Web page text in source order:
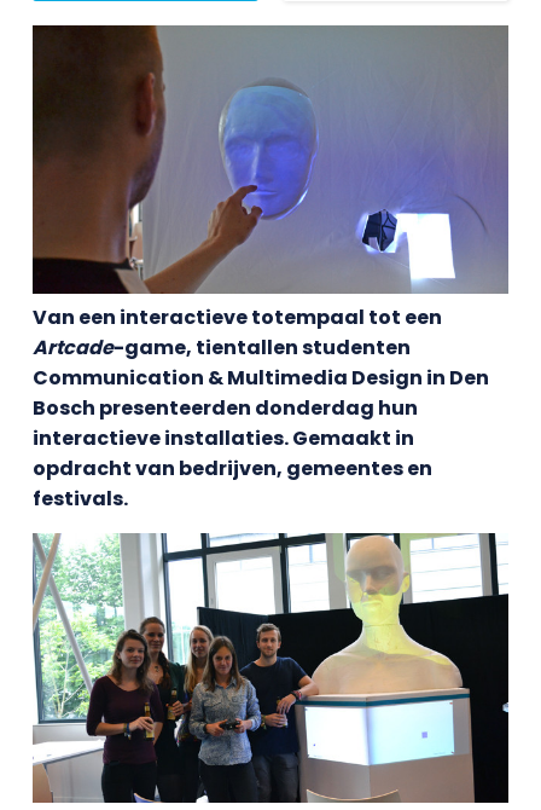
Van een interactieve totempaal tot een
Artcade-game, tientallen studenten
Communication & Multimedia Design in Den
Bosch presenteerden donderdag hun
interactieve installaties. Gemaakt in
opdracht van bedrijven, gemeentes en
festivals.